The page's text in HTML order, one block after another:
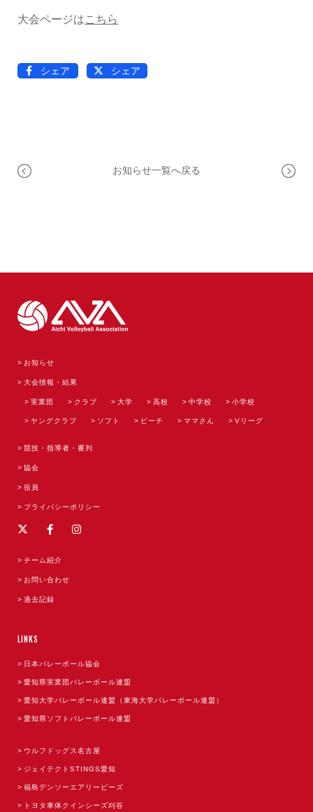
PAST RECORD
過去記録
大会ページはこちら
シェア シェア
お知らせ一覧へ戻る
お知らせ
大会情報・結果
実業団 クラブ 大学 高校 中学校 小学校
ヤングクラブ ソフト ビーチ ママさん Vリーグ
競技・指導者・審判
協会
役員
プライバシーポリシー
チーム紹介
お問い合わせ
過去記録
LINKS
日本バレーボール協会
愛知県実業団バレーボール連盟
愛知大学バレーボール連盟（東海大学バレーボール連盟）
愛知県ソフトバレーボール連盟
ウルフドッグス名古屋
ジェイテクトSTINGS愛知
福島デンソーエアリービーズ
トヨタ車体クインシーズ刈谷